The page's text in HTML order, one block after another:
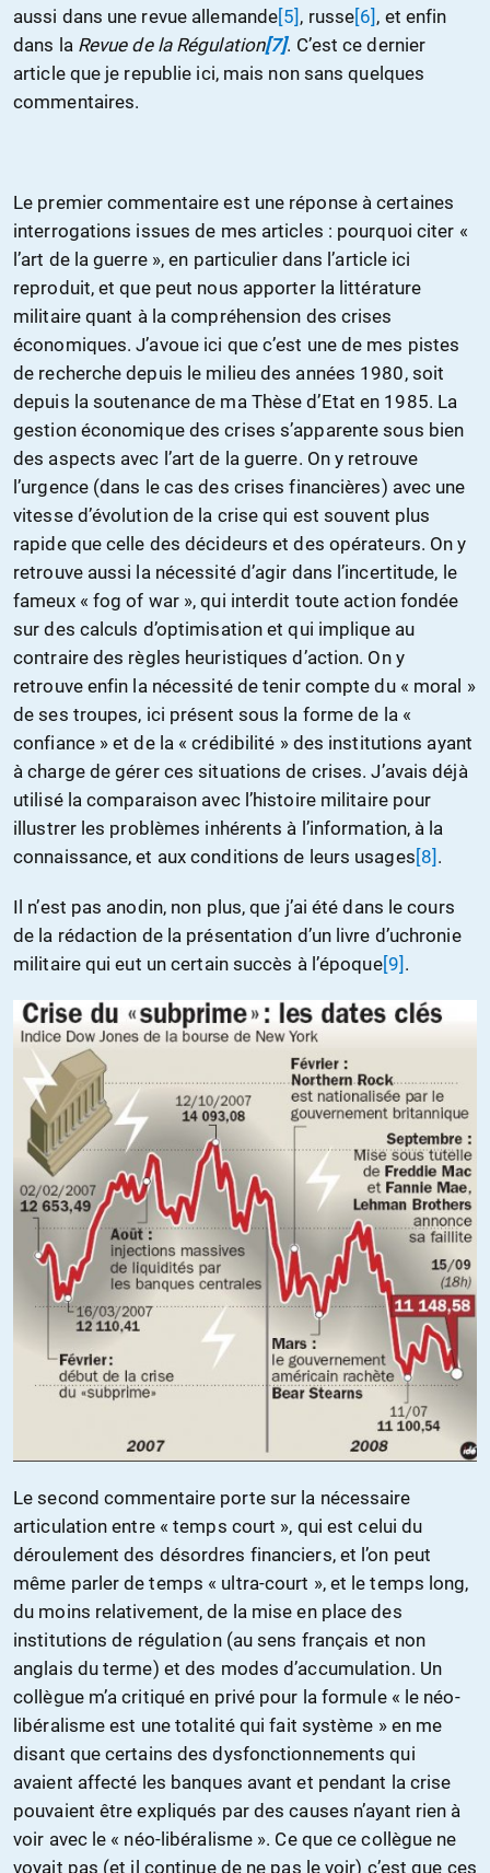
aussi dans une revue allemande[5] , russe[6] , et enfin
dans la Revue de la Régulation[7]. C’est ce dernier
article que je republie ici, mais non sans quelques
commentaires.
Le premier commentaire est une réponse à certaines
interrogations issues de mes articles : pourquoi citer «
l’art de la guerre », en particulier dans l’article ici
reproduit, et que peut nous apporter la littérature
militaire quant à la compréhension des crises
économiques. J’avoue ici que c’est une de mes pistes
de recherche depuis le milieu des années 1980, soit
depuis la soutenance de ma Thèse d’Etat en 1985. La
gestion économique des crises s’apparente sous bien
des aspects avec l’art de la guerre. On y retrouve
l’urgence (dans le cas des crises financières) avec une
vitesse d’évolution de la crise qui est souvent plus
rapide que celle des décideurs et des opérateurs. On y
retrouve aussi la nécessité d’agir dans l’incertitude, le
fameux « fog of war », qui interdit toute action fondée
sur des calculs d’optimisation et qui implique au
contraire des règles heuristiques d’action. On y
retrouve enfin la nécessité de tenir compte du « moral »
de ses troupes, ici présent sous la forme de la «
confiance » et de la « crédibilité » des institutions ayant
à charge de gérer ces situations de crises. J’avais déjà
utilisé la comparaison avec l’histoire militaire pour
illustrer les problèmes inhérents à l’information, à la
connaissance, et aux conditions de leurs usages[8] .
Il n’est pas anodin, non plus, que j’ai été dans le cours
de la rédaction de la présentation d’un livre d’uchronie
militaire qui eut un certain succès à l’époque[9] .
Le second commentaire porte sur la nécessaire
articulation entre « temps court », qui est celui du
déroulement des désordres financiers, et l’on peut
même parler de temps « ultra-court », et le temps long,
du moins relativement, de la mise en place des
institutions de régulation (au sens français et non
anglais du terme) et des modes d’accumulation. Un
collègue m’a critiqué en privé pour la formule « le néo-
libéralisme est une totalité qui fait système » en me
disant que certains des dysfonctionnements qui
avaient affecté les banques avant et pendant la crise
pouvaient être expliqués par des causes n’ayant rien à
voir avec le « néo-libéralisme ». Ce que ce collègue ne
voyait pas (et il continue de ne pas le voir) c’est que ces